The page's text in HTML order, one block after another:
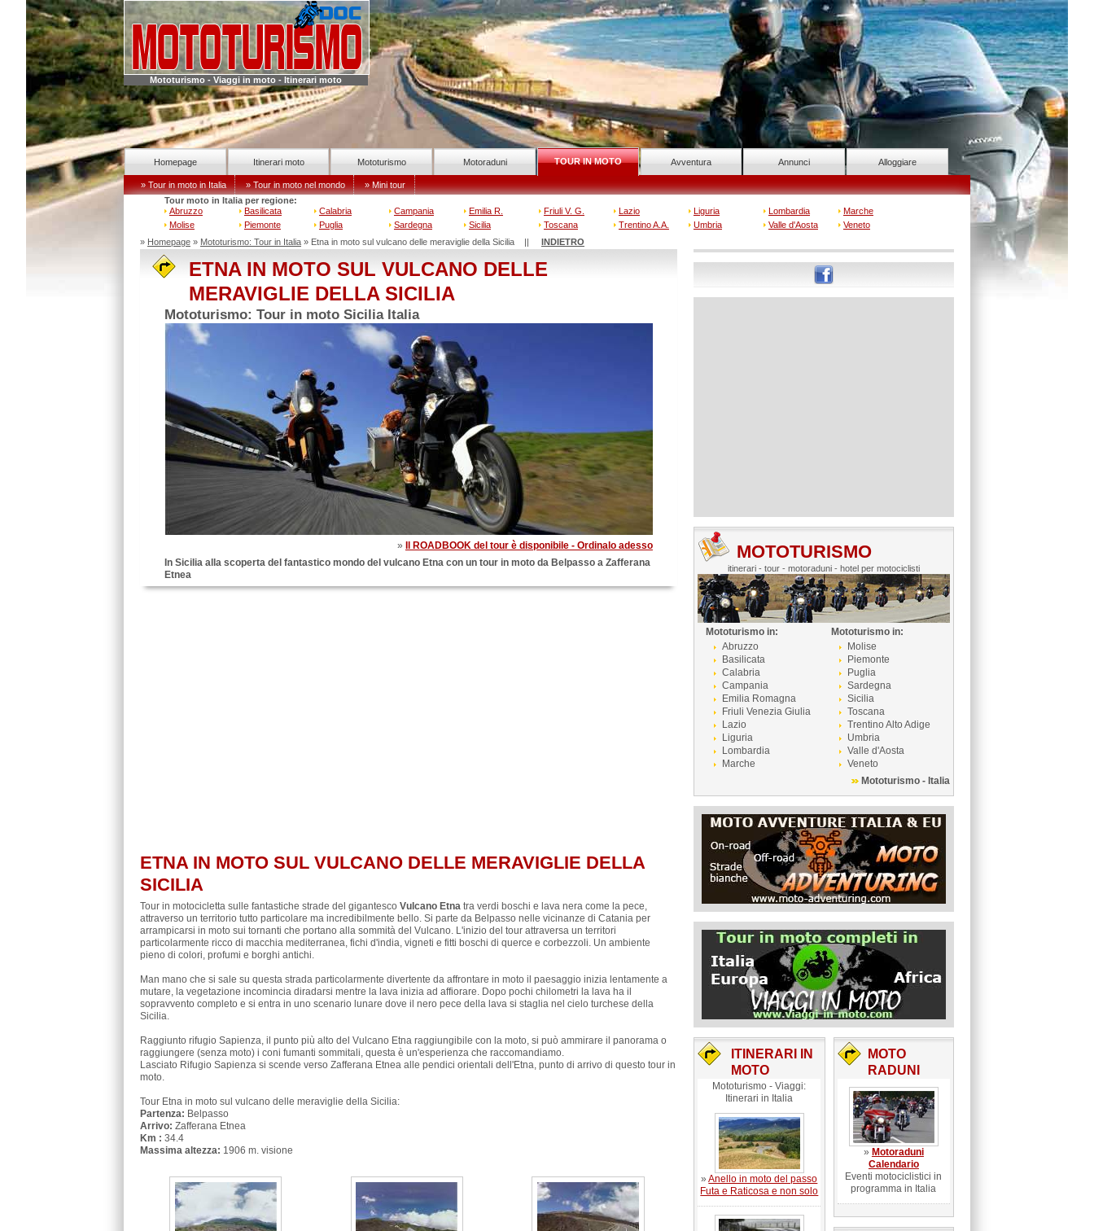
Mototurismo - Viaggi in moto - Itinerari moto
Homepage Itinerari moto Mototurismo Motoraduni TOUR IN MOTO Avventura Annunci Alloggiare
» Tour in moto in Italia » Tour in moto nel mondo
» Mini tour
Tour moto in Italia per regione:
Abruzzo
Basilicata Calabria Campania Emilia R. Friuli V. G. Lazio Liguria Lombardia
Marche
Molise
Piemonte Puglia Sardegna Sicilia Toscana Trentino A.A. Umbria Valle d'Aosta
Veneto
» Homepage» Mototurismo: Tour in Italia» Etna in moto sul vulcano delle meraviglie della Sicilia || INDIETRO
ETNA IN MOTO SUL VULCANO DELLE
MERAVIGLIE DELLA SICILIA
Mototurismo: Tour in moto Sicilia Italia
»
Il ROADBOOK del tour è disponibile - Ordinalo adesso
In Sicilia alla scoperta del fantastico mondo del vulcano Etna con un tour in moto da Belpasso a Zafferana
Etnea
ETNA IN MOTO SUL VULCANO DELLE MERAVIGLIE DELLA
SICILIA
Tour in motocicletta sulle fantastiche strade del gigantesco Vulcano Etnatra verdi boschi e lava nera come la pece,
attraverso un territorio tutto particolare ma incredibilmente bello. Si parte da Belpasso nelle vicinanze di Catania per
arrampicarsi in moto sui tornanti che portano alla sommità del Vulcano. L'inizio del tour attraversa un territori
particolarmente ricco di macchia mediterranea, fichi d'india, vigneti e fitti boschi di querce e corbezzoli. Un ambiente
pieno di colori, profumi e borghi antichi.
Man mano che si sale su questa strada particolarmente divertente da affrontare in moto il paesaggio inizia lentamente a
mutare, la vegetazione incomincia diradarsi mentre la lava inizia ad affiorare. Dopo pochi chilometri la lava ha il
sopravvento completo e si entra in uno scenario lunare dove il nero pece della lava si staglia nel cielo turchese della
Sicilia.
Raggiunto rifugio Sapienza, il punto più alto del Vulcano Etna raggiungibile con la moto, si può ammirare il panorama o
raggiungere (senza moto) i coni fumanti sommitali, questa è un'esperienza che raccomandiamo.
Lasciato Rifugio Sapienza si scende verso Zafferana Etnea alle pendici orientali dell'Etna, punto di arrivo di questo tour in
moto.
Tour Etna in moto sul vulcano delle meraviglie della Sicilia:
Partenza: Belpasso
Arrivo: Zafferana Etnea
Km : 34.4
Massima altezza: 1906 m. visione
MOTOTURISMO
itinerari - tour - motoraduni - hotel per motociclisti
Mototurismo in:
Abruzzo
Basilicata
Calabria
Campania
Emilia Romagna
Friuli Venezia Giulia
Lazio
Liguria
Lombardia
Marche
Mototurismo in:
Molise
Piemonte
Puglia
Sardegna
Sicilia
Toscana
Trentino Alto Adige
Umbria
Valle d'Aosta
Veneto
Mototurismo - Italia
ITINERARI IN
MOTO
Mototurismo - Viaggi:
Itinerari in Italia
»Anello in moto del passo
Futa e Raticosa e non solo
MOTO
RADUNI
» Motoraduni
Calendario
Eventi motociclistici in
programma in Italia